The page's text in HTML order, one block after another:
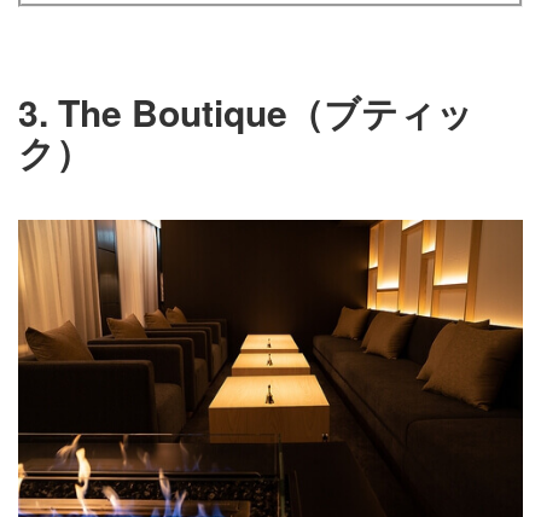
3. The Boutique（ブティッ
ク）